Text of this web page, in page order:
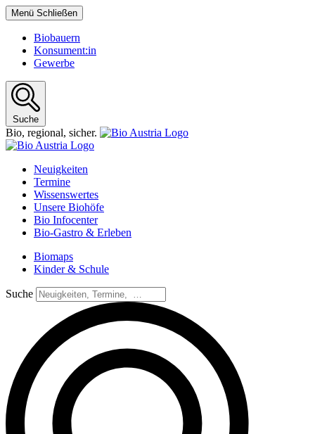
Menü Schließen
Biobauern
Konsument:in
Gewerbe
Suche
Bio, regional, sicher.
Neuigkeiten
Termine
Wissenswertes
Unsere Biohöfe
Bio Infocenter
Bio-Gastro & Erleben
Biomaps
Kinder & Schule
Suche